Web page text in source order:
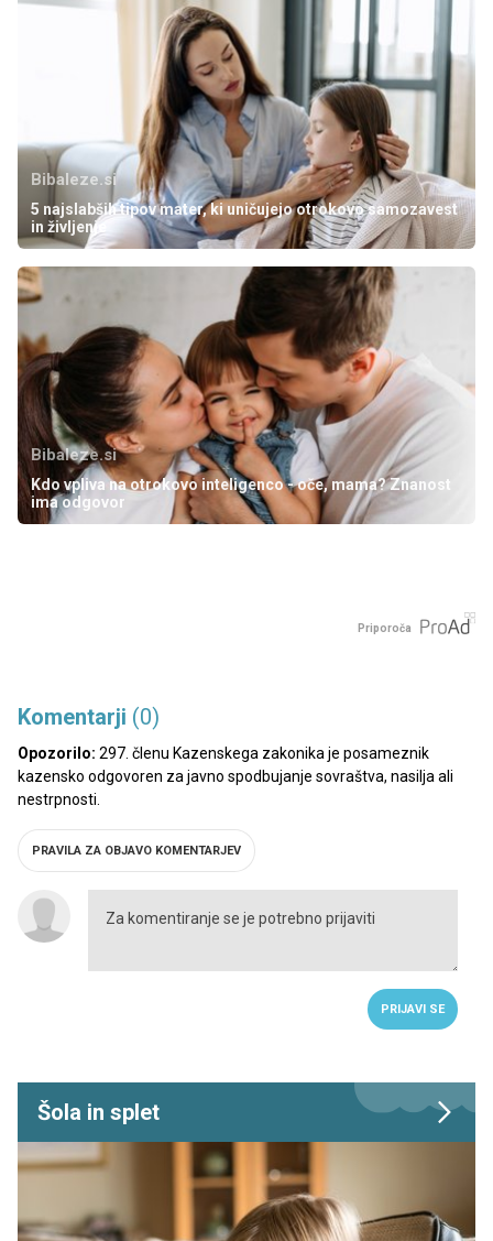
Bibaleze.si
5 najslabših tipov mater, ki uničujejo otrokovo samozavest
in življenje
Bibaleze.si
Kdo vpliva na otrokovo inteligenco - oče, mama? Znanost
ima odgovor
Priporoča
Komentarji (0)
Opozorilo: 297. členu Kazenskega zakonika je posameznik
kazensko odgovoren za javno spodbujanje sovraštva, nasilja ali
nestrpnosti.
PRAVILA ZA OBJAVO KOMENTARJEV
PRIJAVI SE
Šola in splet